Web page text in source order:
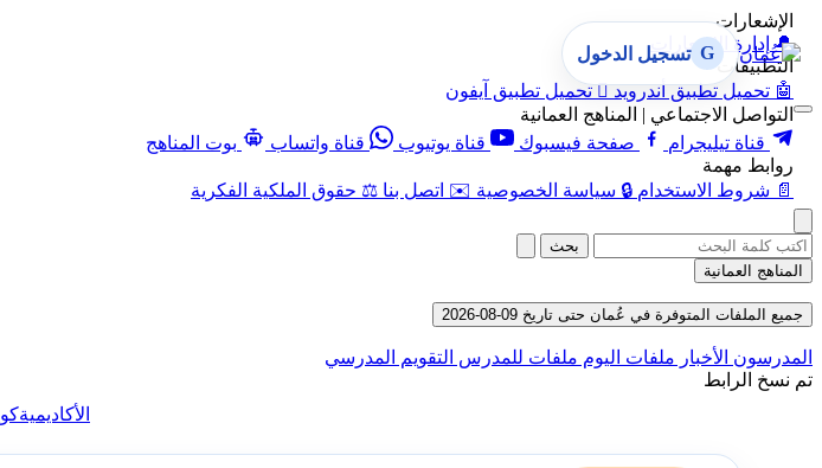
الإشعارات
🔔 إدارة الإشعارات
التطبيقات
🤖 تحميل تطبيق أندرويد  تحميل تطبيق آيفون
التواصل الاجتماعي | المناهج العمانية
قناة تيليجرام
صفحة فيسبوك قناة يوتيوب قناة واتساب
بوت المناهج
روابط مهمة
📄 شروط الاستخدام 🔒 سياسة الخصوصية ✉️ اتصل بنا ⚖️ حقوق الملكية الفكرية
G تسجيل الدخول
بحث
المناهج العمانية
جميع الملفات المتوفرة في عُمان حتى تاريخ 09-08-2026
المدرسون الأخبار ملفات اليوم ملفات للمدرس التقويم المدرسي
تم نسخ الرابط
الأكاديمية